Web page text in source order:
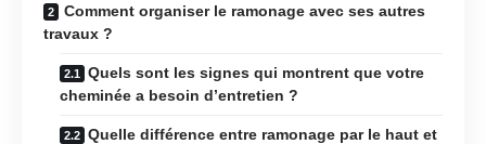
Comment organiser le ramonage avec ses autres
travaux ?
Quels sont les signes qui montrent que votre
cheminée a besoin d’entretien ?
Quelle différence entre ramonage par le haut et